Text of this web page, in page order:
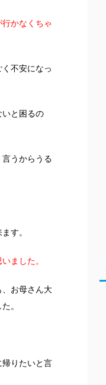
かなくちゃ
不安になっ
いと困るの
うからうる
す。
ました。
お母さん大
。
りたいと言